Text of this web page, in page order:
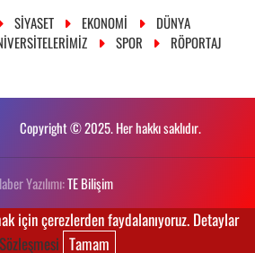
SİYASET EKONOMİ
DÜNYA
SPOR RÖPORTAJ
Copyright © 2025. Her hakkı saklıdır.
Yazılımı:TE Bilişim
için çerezlerden faydalanıyoruz. Detaylar
Tamam